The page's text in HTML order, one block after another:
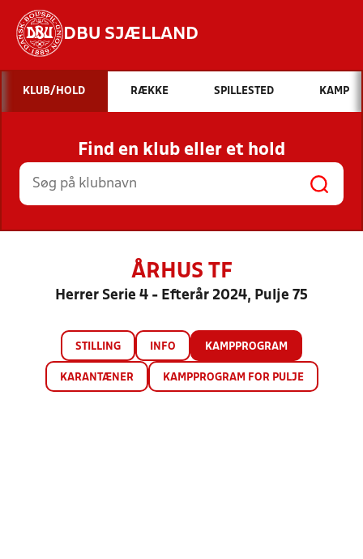
DBU SJÆLLAND
Hvad vil du søge efter?
INDHOLD OG NYHEDER
STILLINGER, RESULTATER, KLUBBER OG
HOLD
KLUB/HOLD RÆKKE SPILLESTED KAMP
Find en klub eller et hold
ÅRHUS TF
Herrer Serie 4 - Efterår 2024, Pulje 75
STILLING INFO KAMPPROGRAM
KARANTÆNER KAMPPROGRAM FOR PULJE